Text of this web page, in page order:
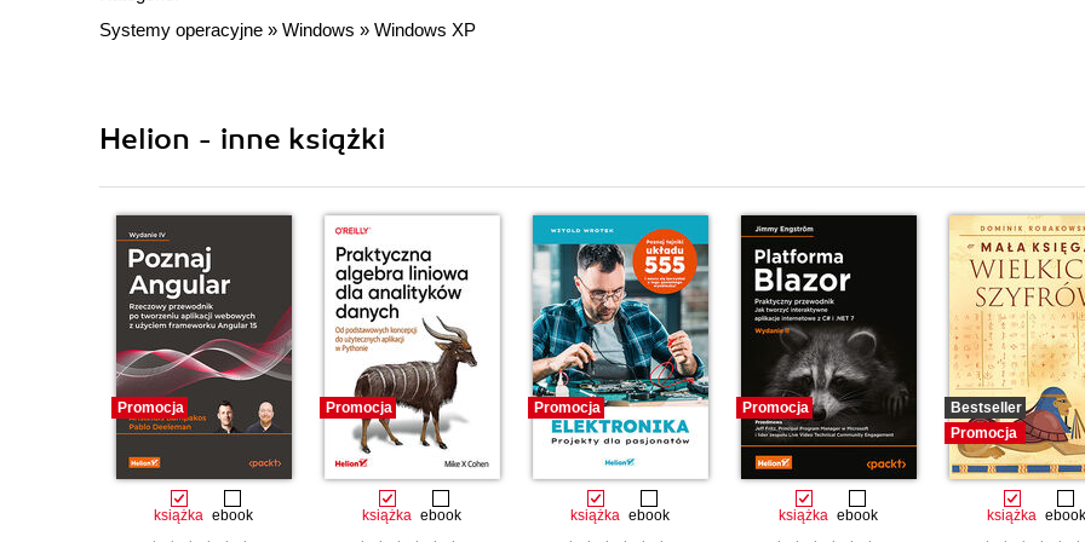
Systemy operacyjne » Windows » Windows XP
Helion - inne książki
Promocja
książka ebook
Promocja
książka ebook
Promocja
książka ebook
Promocja
książka ebook
Bestseller
Promocja
książka ebook